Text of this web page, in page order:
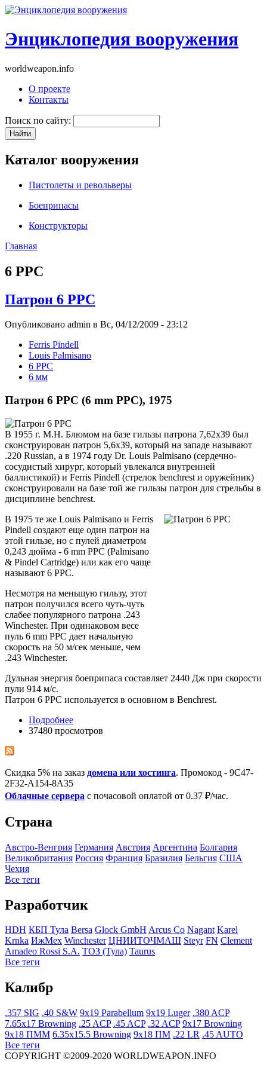
Энциклопедия вооружения
worldweapon.info
О проекте
Контакты
Поиск по сайту:
Каталог вооружения
Пистолеты и револьверы
Боеприпасы
Конструкторы
Главная
6 PPC
Патрон 6 PPC
Опубликовано admin в Вс, 04/12/2009 - 23:12
Ferris Pindell
Louis Palmisano
6 PPC
6 мм
Патрон 6 PPC (6 mm PPC), 1975
В 1955 г. М.Н. Блюмом на базе гильзы патрона 7,62x39 был
сконструирован патрон 5,6x39, который на западе называют
.220 Russian, а в 1974 году Dr. Louis Palmisano (сердечно-
сосудистый хирург, который увлекался внутренней
баллистикой) и Ferris Pindell (стрелок benchrest и оружейник)
сконструировали на базе той же гильзы патрон для стрельбы в
дисциплине benchrest.
В 1975 те же Louis Palmisano и Ferris
Pindell создают еще один патрон на
этой гильзе, но с пулей диаметром
0,243 дюйма - 6 mm PPC (Palmisano
& Pindel Cartridge) или как его чаще
называют 6 PPC.
Несмотря на меньшую гильзу, этот
патрон получился всего чуть-чуть
слабее популярного патрона .243
Winchester. При одинаковом весе
пуль 6 mm PPC дает начальную
скорость на 50 м/сек меньше, чем
.243 Winchester.
Дульная энергия боеприпаса составляет 2440 Дж при скорости
пули 914 м/с.
Патрон 6 PPC используется в основном в Benchrest.
Подробнее
37480 просмотров
Скидка 5% на заказ домена или хостинга. Промокод - 9C47-
2F32-A154-8A35
Облачные сервера с почасовой оплатой от 0.37 ₽/час.
Страна
Австро-Венгрия Германия Австрия Аргентина Болгария
Великобритания Росcия Франция Бразилия Бельгия США
Чехия
Все теги
Разработчик
HDH КБП Тула Bersa Glock GmbH Arcus Co Nagant Karel
Krnka ИжМех Winchester ЦНИИТОЧМАШ Steyr FN Clement
Amadeo Rossi S.A. ТОЗ (Тула) Taurus
Все теги
Калибр
.357 SIG .40 S&W 9x19 Parabellum 9x19 Luger .380 ACP
7.65x17 Browning .25 ACP .45 ACP .32 ACP 9x17 Browning
9x18 ПММ 6.35x15.5 Browning 9x18 ПМ .22 LR .45 AUTO
Все теги
COPYRIGHT ©2009-2020 WORLDWEAPON.INFO